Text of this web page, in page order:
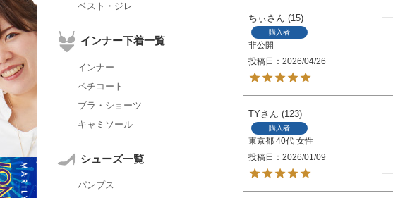
ベスト・ジレ
インナー下着一覧
インナー
ペチコート
ブラ・ショーツ
キャミソール
シューズ一覧
パンプス
ちぃ 15
購入者
非公開
投稿日
2026/04/26
TY 123
購入者
東京都 40代 女性
投稿日
2026/01/09